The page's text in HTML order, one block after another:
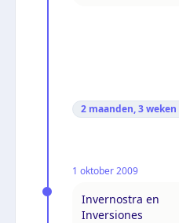
2 maanden, 3 weken
1 oktober 2009
Invernostra en
Inversiones